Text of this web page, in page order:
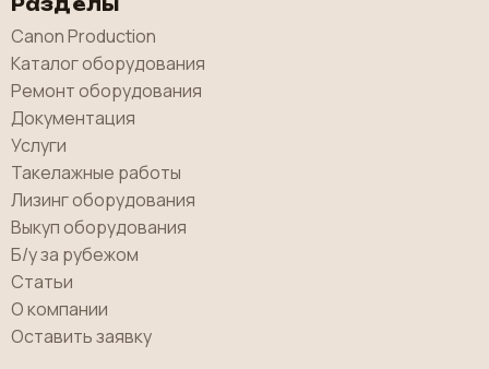
Разделы
Canon Production
Каталог оборудования
Ремонт оборудования
Документация
Услуги
Такелажные работы
Лизинг оборудования
Выкуп оборудования
Б/у за рубежом
Статьи
О компании
Оставить заявку